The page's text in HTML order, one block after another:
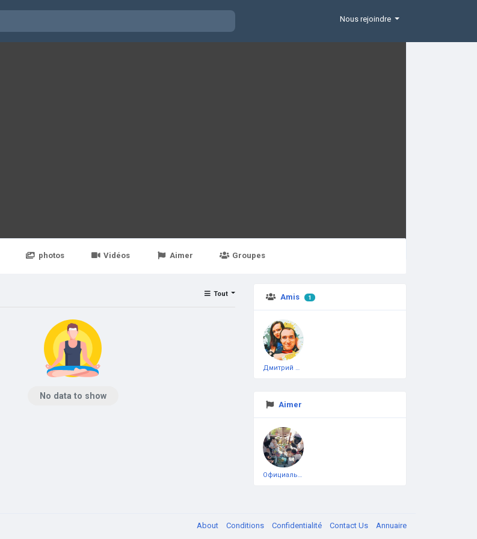
Nous rejoindre
photos Vidéos Aimer Groupes
Amis 1
Дмитрий Чеботарёв
Aimer
Официальная тестовая страница
Tout
No data to show
About Conditions Confidentialité Contact Us Annuaire